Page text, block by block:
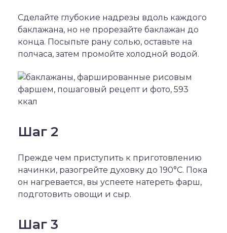
Сделайте глубокие надрезы вдоль каждого
баклажана, но не прорезайте баклажан до
конца. Посыпьте рану солью, оставьте на
полчаса, затем промойте холодной водой.
Шаг 2
Прежде чем приступить к приготовлению
начинки, разогрейте духовку до 190°С. Пока
он нагревается, вы успеете натереть фарш,
подготовить овощи и сыр.
Шаг 3